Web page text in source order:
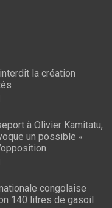
la création
à Olivier Kamitatu,
un possible «
congolaise
140 litres de gasoil